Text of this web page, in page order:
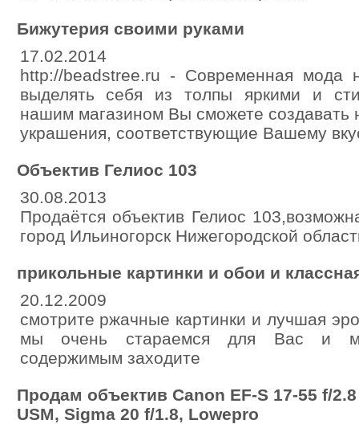
Бижутерия своими руками
17.02.2014
http://beadstree.ru - Современная мода
выделять себя из толпы яркими и
нашим магазином Вы сможете создавать
украшения, соответствующие Вашему
Объектив Гелиос 103
30.08.2013
Продаётся объектив Гелиос
город Ильиногорск Нижегородской
прикольные картинки и обои и
20.12.2009
смотрите ржачные картинки и лучшая
мы очень стараемся для Вас и
содержимым заходите
Продам объектив Canon EF-S 17-55 f/2.8
USM, Sigma 20 f/1.8, Lowepro